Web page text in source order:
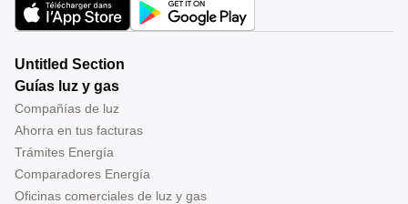
Untitled Section
Guías luz y gas
Compañías de luz
Ahorra en tus facturas
Trámites Energía
Comparadores Energía
Oficinas comerciales de luz y gas